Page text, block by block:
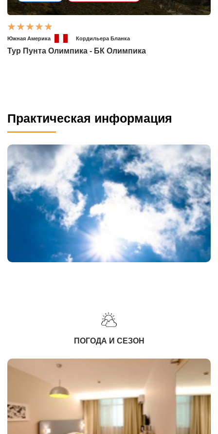
Южная Америка Кордильера Бланка
Тур Пунта Олимпика - БК Олимпика
Практическая информация
ПОГОДА И СЕЗОН